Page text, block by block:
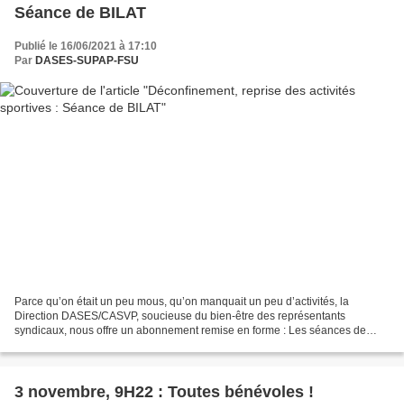
Séance de BILAT
Publié le 16/06/2021 à 17:10
Par DASES-SUPAP-FSU
Parce qu’on était un peu mous, qu’on manquait un peu d’activités, la
Direction DASES/CASVP, soucieuse du bien-être des représentants
syndicaux, nous offre un abonnement remise en forme : Les séances de
3 novembre, 9H22 : Toutes bénévoles !